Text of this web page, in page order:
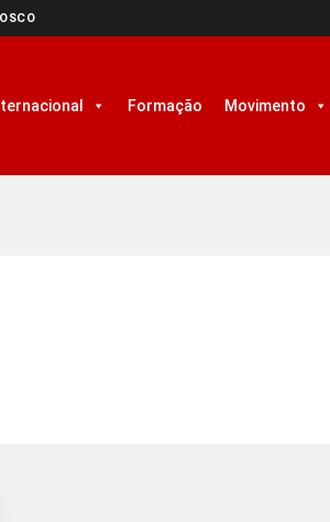
Formação Movimento